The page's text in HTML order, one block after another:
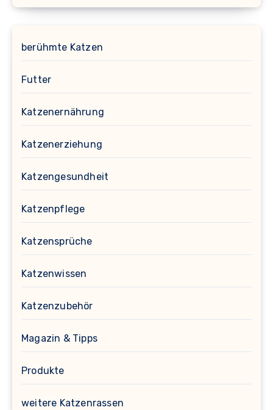
berühmte Katzen
Futter
Katzenernährung
Katzenerziehung
Katzengesundheit
Katzenpflege
Katzensprüche
Katzenwissen
Katzenzubehör
Magazin & Tipps
Produkte
weitere Katzenrassen